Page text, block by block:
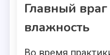
Главный
влажность
Во время